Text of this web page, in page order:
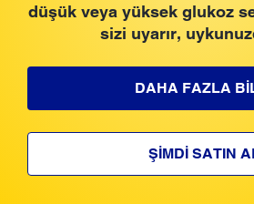
düşük veya yüksek glukoz
sizi uyarır,
DAHA FAZLA
ŞİMDİ SATIN